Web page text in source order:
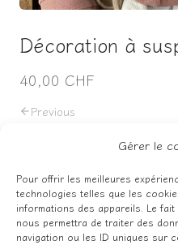
Gérer le
Pour offrir les meilleures
technologies telles que les
informations des appareils. Le
nous permettra de traiter des
navigation ou les ID uniques sur
Décoration à
40,00 CHF
Previous
Facebook